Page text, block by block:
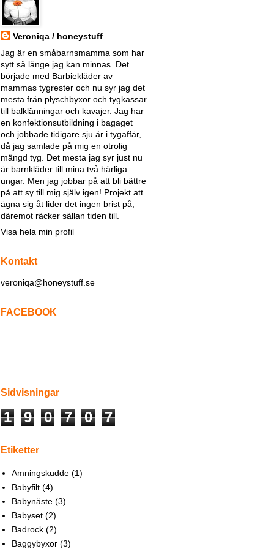
Veroniqa / honeystuff
Jag är en småbarnsmamma som har
sytt så länge jag kan minnas. Det
började med Barbiekläder av
mammas tygrester och nu syr jag det
mesta från plyschbyxor och tygkassar
till balklänningar och kavajer. Jag har
en konfektionsutbildning i bagaget
och jobbade tidigare sju år i tygaffär,
då jag samlade på mig en otrolig
mängd tyg. Det mesta jag syr just nu
är barnkläder till mina två härliga
ungar. Men jag jobbar på att bli bättre
på att sy till mig själv igen! Projekt att
ägna sig åt lider det ingen brist på,
däremot räcker sällan tiden till.
Visa hela min profil
Kontakt
veroniqa@honeystuff.se
FACEBOOK
Sidvisningar
1 9 0 7 0 7
Etiketter
Amningskudde (1)
Babyfilt (4)
Babynäste (3)
Babyset (2)
Badrock (2)
Baggybyxor (3)